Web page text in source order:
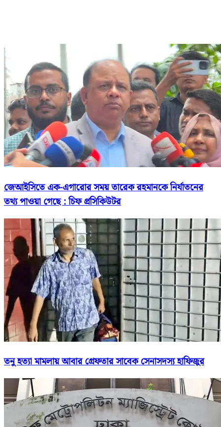
জেআইসিতে এক-এগারোর সময় তারেক রহমানকে নির্যাতনের
তথ্য পাওয়া গেছে : চিফ প্রসিকিউটর
তনু হত্যা মামলায় আবার গ্রেফতার সাবেক সেনাসদস্য হাফিজুর